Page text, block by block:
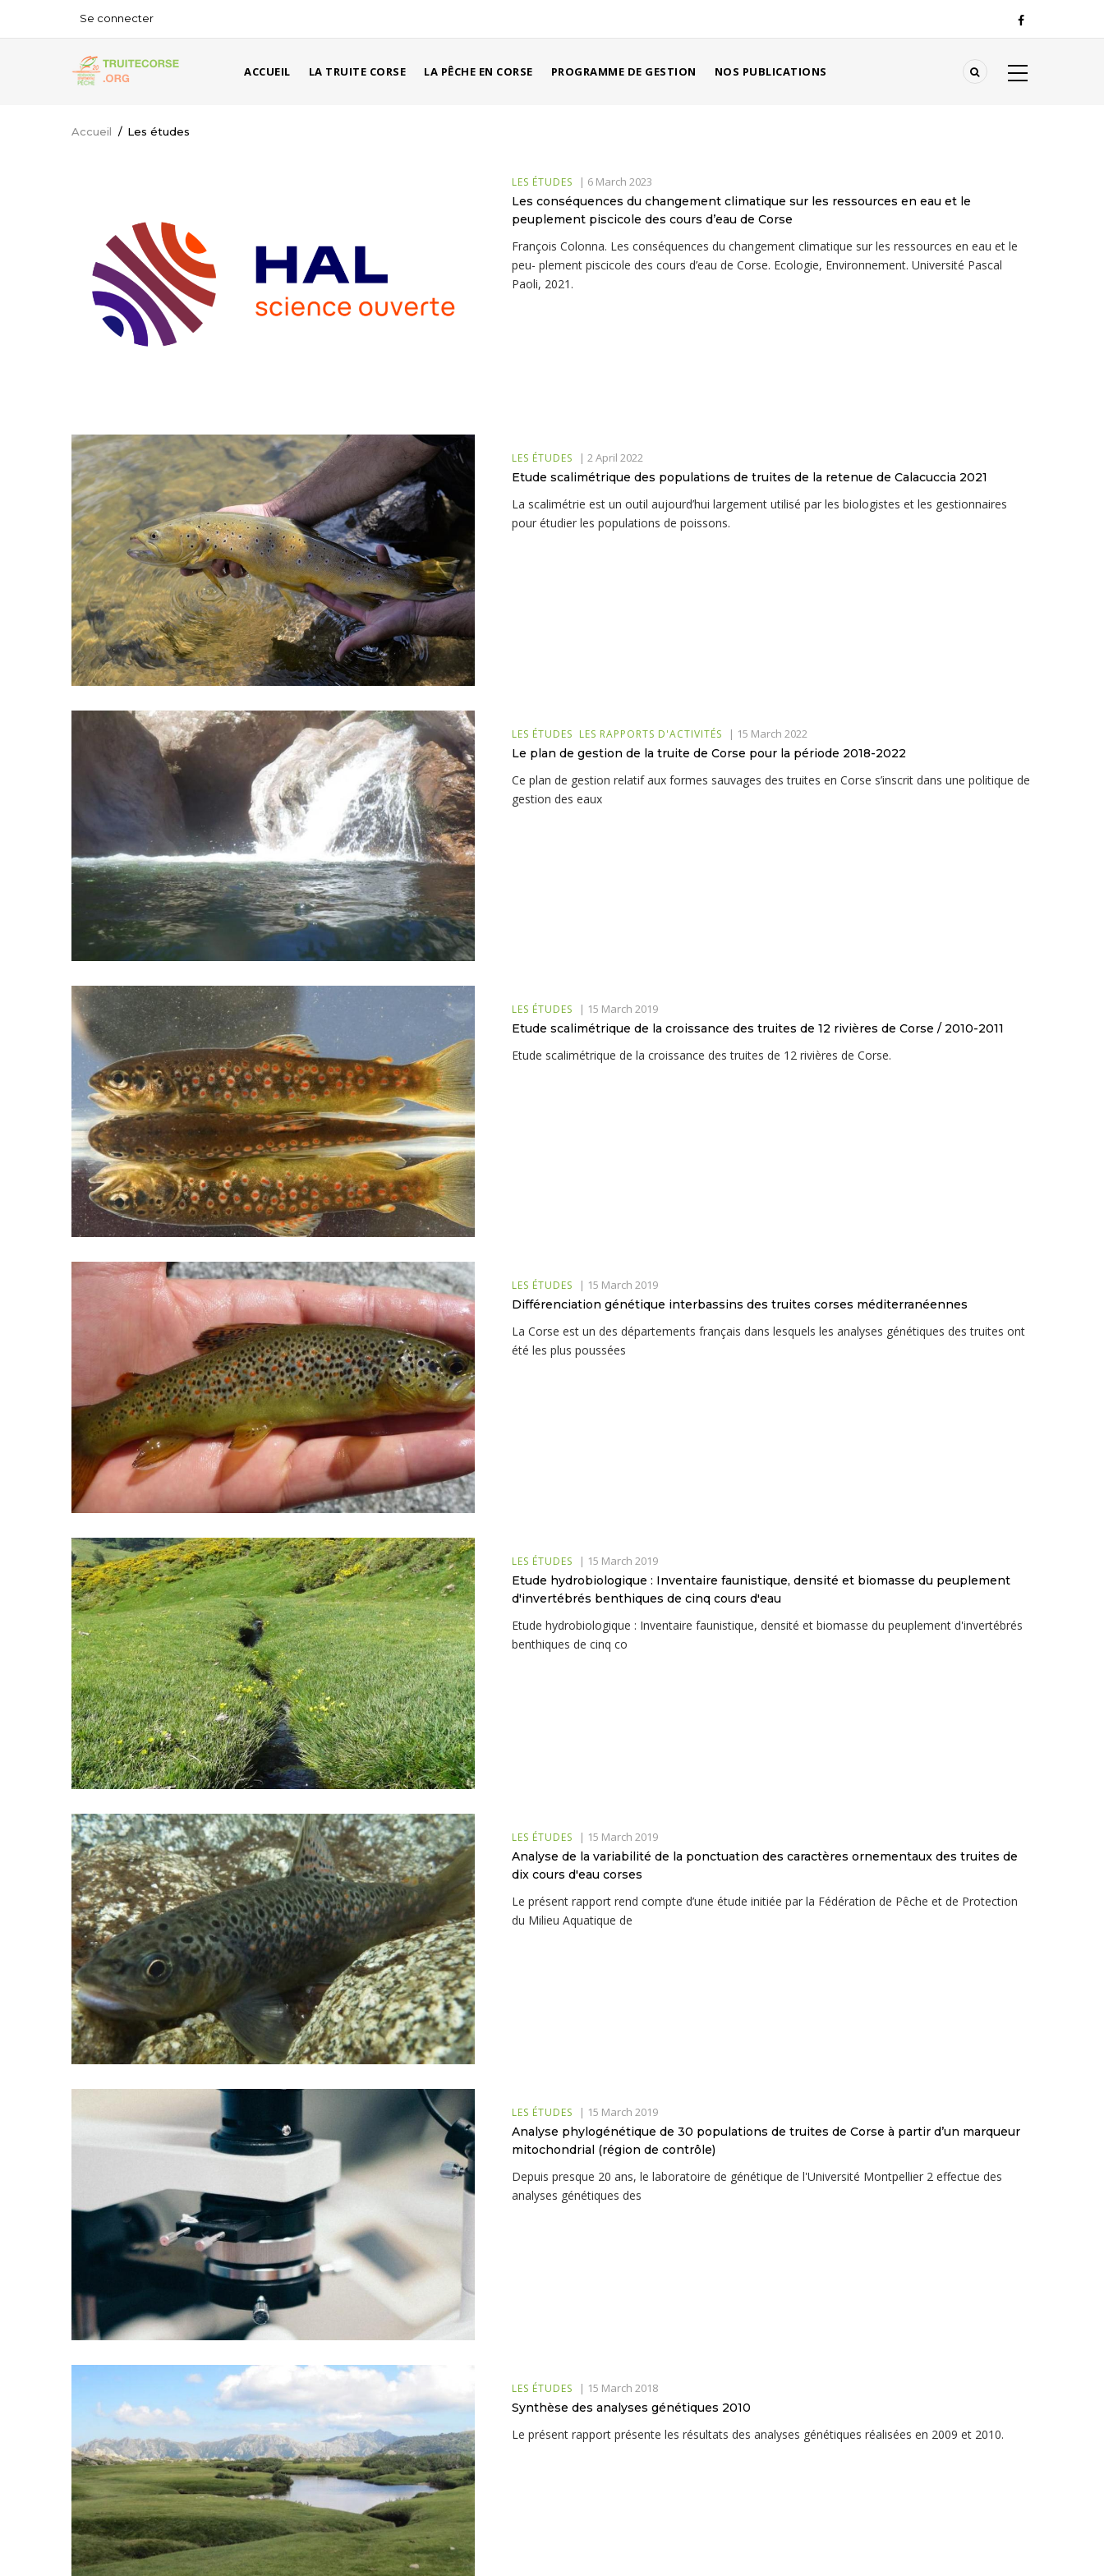
USER
MENU
Se connecter
NAVIGATION
ACCUEIL LA TRUITE CORSE LA PÊCHE EN CORSE PROGRAMME DE GESTION NOS PUBLICATIONS
Fil
Accueil / Les études
LES ÉTUDES | 6 March 2023
Les conséquences du changement climatique sur les ressources en eau et le
peuplement piscicole des cours d’eau de Corse
François Colonna. Les conséquences du changement climatique sur les ressources en eau et le
peu- plement piscicole des cours d’eau de Corse. Ecologie, Environnement. Université Pascal
Paoli, 2021.
LES ÉTUDES |2 April 2022
Etude scalimétrique des populations de truites de la retenue de Calacuccia 2021
La scalimétrie est un outil aujourd’hui largement utilisé par les biologistes et les gestionnaires
pour étudier les populations de poissons.
LES ÉTUDES LES RAPPORTS D'ACTIVITÉS | 15 March 2022
Le plan de gestion de la truite de Corse pour la période 2018-2022
Ce plan de gestion relatif aux formes sauvages des truites en Corse s’inscrit dans une politique de
gestion des eaux
LES ÉTUDES | 15 March 2019
Etude scalimétrique de la croissance des truites de 12 rivières de Corse / 2010-2011
Etude scalimétrique de la croissance des truites de 12 rivières de Corse.
LES ÉTUDES | 15 March 2019
Différenciation génétique interbassins des truites corses méditerranéennes
La Corse est un des départements français dans lesquels les analyses génétiques des truites ont
été les plus poussées
LES ÉTUDES | 15 March 2019
Etude hydrobiologique : Inventaire faunistique, densité et biomasse du peuplement
d'invertébrés benthiques de cinq cours d'eau
Etude hydrobiologique : Inventaire faunistique, densité et biomasse du peuplement d'invertébrés
benthiques de cinq co
LES ÉTUDES | 15 March 2019
Analyse de la variabilité de la ponctuation des caractères ornementaux des truites de
dix cours d'eau corses
Le présent rapport rend compte d’une étude initiée par la Fédération de Pêche et de Protection
du Milieu Aquatique de
LES ÉTUDES | 15 March 2019
Analyse phylogénétique de 30 populations de truites de Corse à partir d’un marqueur
mitochondrial (région de contrôle)
Depuis presque 20 ans, le laboratoire de génétique de l'Université Montpellier 2 effectue des
analyses génétiques des
LES ÉTUDES | 15 March 2018
Synthèse des analyses génétiques 2010
Le présent rapport présente les résultats des analyses génétiques réalisées en 2009 et 2010.